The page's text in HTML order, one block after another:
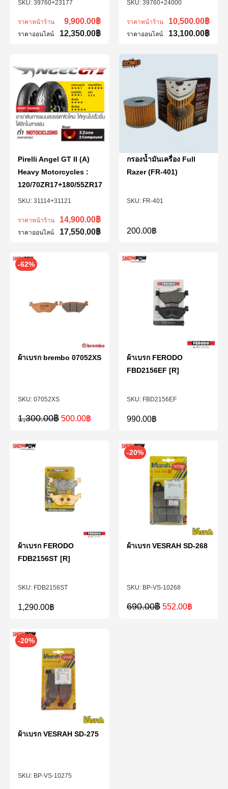
39760+23177
ราคาหน้าร้าน 9,900.00฿
ราคาออนไลน์ 12,350.00฿
39760+24000
ราคาหน้าร้าน 10,500.00฿
ราคาออนไลน์ 13,100.00฿
31114+31121
Pirelli Angel GT II (A)
Heavy Motorcycles :
120/70ZR17+180/55ZR17
ราคาหน้าร้าน 14,900.00฿
ราคาออนไลน์ 17,550.00฿
FR-401
กรองน้ำมันเครื่อง Full
Razer (FR-401)
200.00฿
-62%
07052XS
ผ้าเบรก brembo 07052XS
1,300.00฿ 500.00฿
FBD2156EF
ผ้าเบรก FERODO
FBD2156EF [R]
990.00฿
FDB2156ST
ผ้าเบรก FERODO
FDB2156ST [R]
1,290.00฿
-20%
BP-VS-10268
ผ้าเบรก VESRAH SD-268
690.00฿ 552.00฿
-20%
BP-VS-10275
ผ้าเบรก VESRAH SD-275